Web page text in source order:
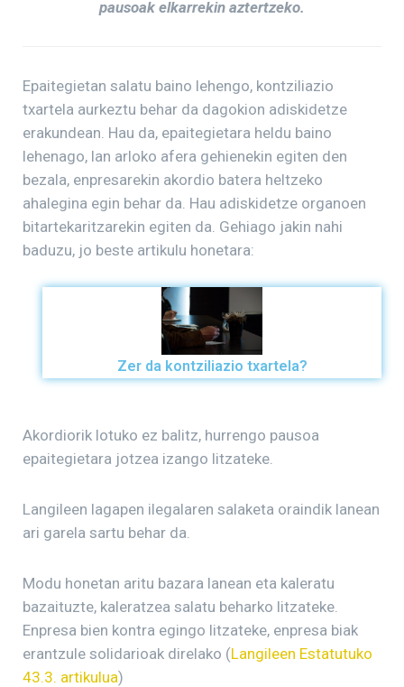
pausoak elkarrekin aztertzeko.
Epaitegietan salatu baino lehengo, kontziliazio
txartela aurkeztu behar da dagokion adiskidetze
erakundean. Hau da, epaitegietara heldu baino
lehenago, lan arloko afera gehienekin egiten den
bezala, enpresarekin akordio batera heltzeko
ahalegina egin behar da. Hau adiskidetze organoen
bitartekaritzarekin egiten da. Gehiago jakin nahi
baduzu, jo beste artikulu honetara:
Zer da kontziliazio txartela?
Akordiorik lotuko ez balitz, hurrengo pausoa
epaitegietara jotzea izango litzateke.
Langileen lagapen ilegalaren salaketa oraindik lanean
ari garela sartu behar da.
Modu honetan aritu bazara lanean eta kaleratu
bazaituzte, kaleratzea salatu beharko litzateke.
Enpresa bien kontra egingo litzateke, enpresa biak
erantzule solidarioak direlako (Langileen Estatutuko
43.3. artikulua)